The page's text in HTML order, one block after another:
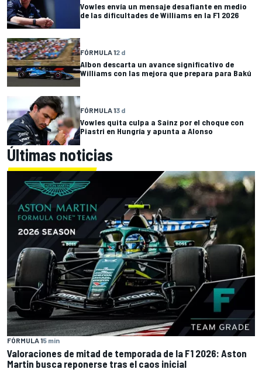
Vowles envía un mensaje desafiante en medio
de las dificultades de Williams en la F1 2026
FÓRMULA 12 d
Albon descarta un avance significativo de
Williams con las mejora que prepara para Bakú
FÓRMULA 13 d
Vowles quita culpa a Sainz por el choque con
Piastri en Hungría y apunta a Alonso
Últimas noticias
FÓRMULA 15 min
Valoraciones de mitad de temporada de la F1 2026: Aston
Martin busca reponerse tras el caos inicial